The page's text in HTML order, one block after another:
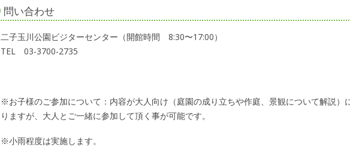
問い合わせ
二子玉川公園ビジターセンター（開館時間 8:30〜17:00）
TEL 03-3700-2735
※お子様のご参加について：内容が大人向け（庭園の成り立ちや作庭、景観について解説）
りますが、大人とご一緒に参加して頂く事が可能です。
※小雨程度は実施します。